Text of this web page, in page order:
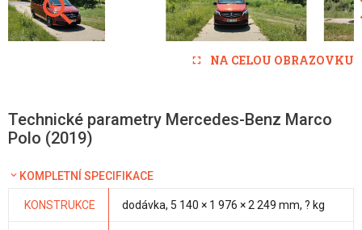
NA CELOU OBRAZOVKU
Technické parametry Mercedes-Benz Marco
Polo (2019)
KOMPLETNÍ SPECIFIKACE
KONSTRUKCE dodávka, 5 140 × 1 976 × 2 249 mm, ? kg